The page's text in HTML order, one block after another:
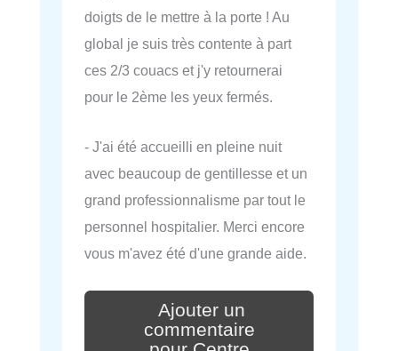
doigts de le mettre à la porte ! Au
global je suis très contente à part
ces 2/3 couacs et j'y retournerai
pour le 2ème les yeux fermés.
- J'ai été accueilli en pleine nuit
avec beaucoup de gentillesse et un
grand professionnalisme par tout le
personnel hospitalier. Merci encore
vous m'avez été d'une grande aide.
Ajouter un
commentaire